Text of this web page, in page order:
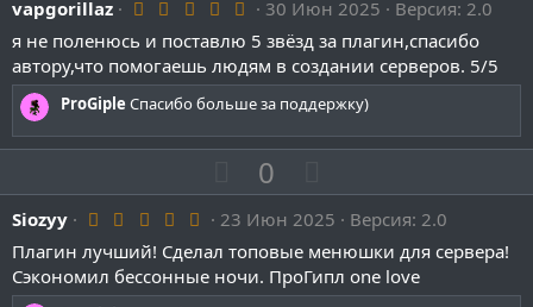
о
с
о
с
з
и
т
и
в
н
ы
й
г
о
г
а
т
и
в
н
ы
й
г
о
vapgorillaz 5
0
0
з
в
ё
з
д
30 Июн 2025
Версия: 2.0
я не поленюсь и поставлю 5 звёзд за плагин,спасибо
автору,что помогаешь людям в создании серверов. 5/5
ProGiple Спасибо больше за поддержку)
П
о
з
и
т
0
е
г
а
т
Siozyy 5
0
0
з
23 Июн 2025
Версия: 2.0
Плагин лучший! Сделал топовые менюшки для сервера!
Сэкономил бессонные ночи. ПроГипл one love